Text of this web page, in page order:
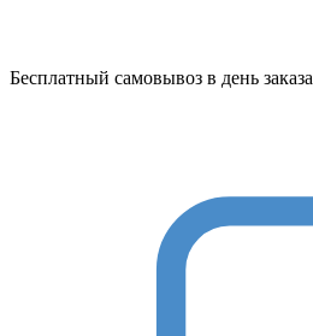
Бесплатный самовывоз в день заказа